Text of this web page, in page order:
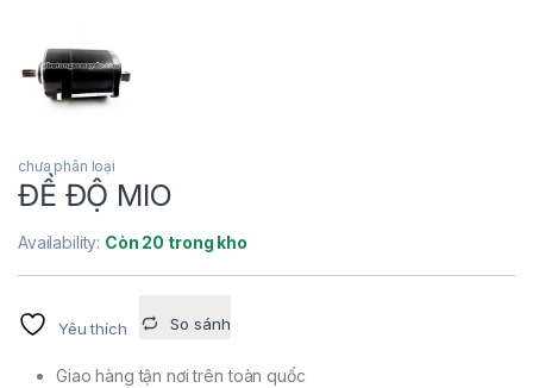
chưa phân loại
ĐỀ ĐỘ MIO
Availability: Còn 20 trong kho
Yêu thích So sánh
Giao hàng tận nơi trên toàn quốc